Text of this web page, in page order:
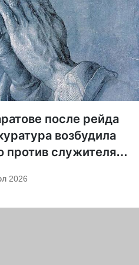
после рейда
возбудила
против служителя
2026